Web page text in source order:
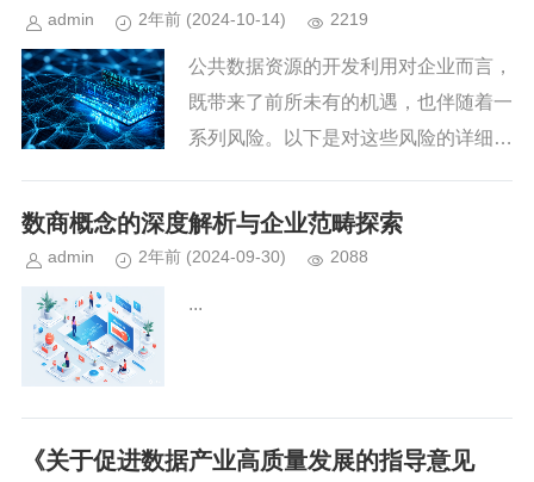
admin 2年前 (2024-10-14) 2219
公共数据资源的开发利用对企业而言，
既带来了前所未有的机遇，也伴随着一
系列风险。以下是对这些风险的详细分
公共数据往往包含大量个人隐私信息，
数商概念的深度解析与企业范畴探索
admin 2年前 (2024-09-30) 2088
...
《关于促进数据产业高质量发展的指导意见